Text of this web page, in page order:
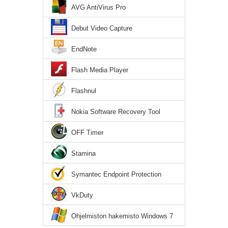
AVG AntiVirus Pro
Debut Video Capture
EndNote
Flash Media Player
Flashnul
Nokia Software Recovery Tool
OFF Timer
Stamina
Symantec Endpoint Protection
VkDuty
Ohjelmiston hakemisto Windows 7